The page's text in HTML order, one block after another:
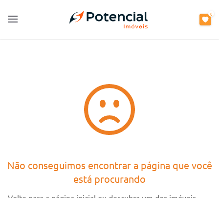
Open main menu
0
Open main menu
0
Não conseguimos encontrar a página que você
está procurando